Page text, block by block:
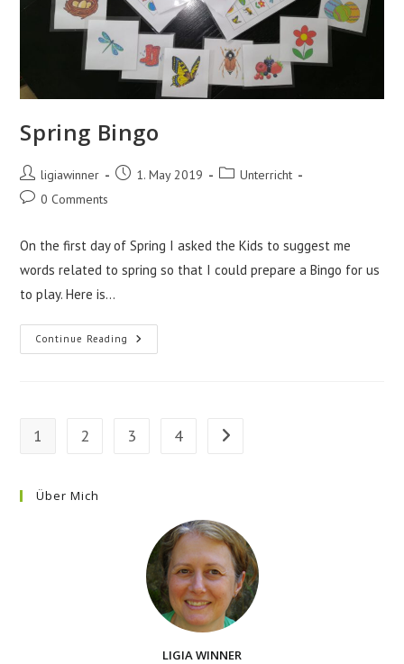
Spring Bingo
Post
author:
ligiawinner
Post1. May 2019
PostUnterricht
Post0 Comments
On the first day of Spring I asked the Kids to suggest me
words related to spring so that I could prepare a Bingo for us
to play. Here is…
Continue Reading Spring
Bingo
1 2 3 4 Go to the next page
Über Mich
LIGIA WINNER